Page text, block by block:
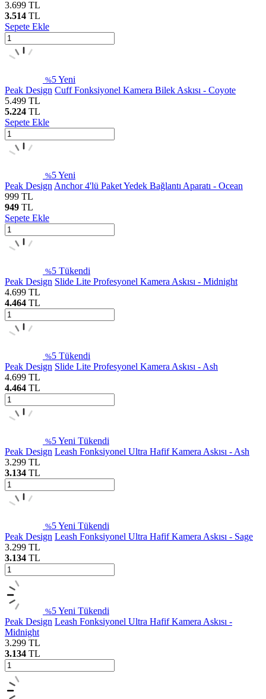
3.699 TL
3.514 TL
Sepete Ekle
%5Yeni
Peak Design Cuff Fonksiyonel Kamera Bilek Askısı - Coyote
5.499 TL
5.224 TL
Sepete Ekle
%5Yeni
Peak Design Anchor 4'lü Paket Yedek Bağlantı Aparatı - Ocean
999 TL
949 TL
Sepete Ekle
%5 Tükendi
Peak Design Slide Lite Profesyonel Kamera Askısı - Midnight
4.699 TL
4.464 TL
%5 Tükendi
Peak Design Slide Lite Profesyonel Kamera Askısı - Ash
4.699 TL
4.464 TL
%5Yeni Tükendi
Peak Design Leash Fonksiyonel Ultra Hafif Kamera Askısı - Ash
3.299 TL
3.134 TL
%5Yeni Tükendi
Peak Design Leash Fonksiyonel Ultra Hafif Kamera Askısı - Sage
3.299 TL
3.134 TL
%5Yeni Tükendi
Peak Design Leash Fonksiyonel Ultra Hafif Kamera Askısı -
Midnight
3.299 TL
3.134 TL